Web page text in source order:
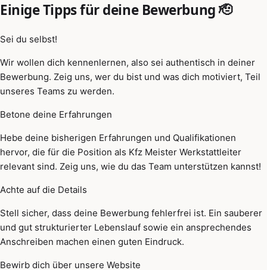
Einige Tipps für deine Bewerbung 🫡
Sei du selbst!
Wir wollen dich kennenlernen, also sei authentisch in deiner
Bewerbung. Zeig uns, wer du bist und was dich motiviert, Teil
unseres Teams zu werden.
Betone deine Erfahrungen
Hebe deine bisherigen Erfahrungen und Qualifikationen
hervor, die für die Position als Kfz Meister Werkstattleiter
relevant sind. Zeig uns, wie du das Team unterstützen kannst!
Achte auf die Details
Stell sicher, dass deine Bewerbung fehlerfrei ist. Ein sauberer
und gut strukturierter Lebenslauf sowie ein ansprechendes
Anschreiben machen einen guten Eindruck.
Bewirb dich über unsere Website